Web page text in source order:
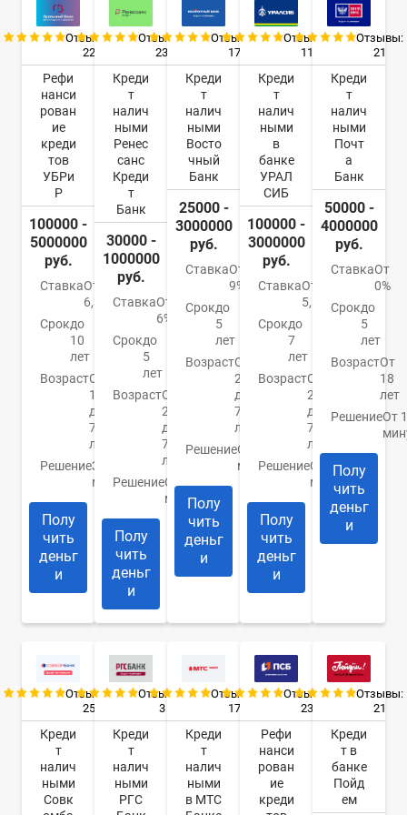
Отзывы:
22
Рефи
нанси
рован
ие
креди
тов
УБРи
Р
100000 -
5000000
руб.
СтавкаОт
6,3%
Срокдо
10
лет
ВозрастОт
19
до
75
лет
РешениеЗа 15
минут
Полу
чить
деньг
и
Отзывы:
23
Креди
т
налич
ными
Ренес
санс
Креди
т
Банк
30000 -
1000000
руб.
СтавкаОт
6%
Срокдо
5
лет
ВозрастОт
20
до
70
лет
РешениеОт 1
минуты
Полу
чить
деньг
и
Отзывы:
17
Креди
т
налич
ными
Восто
чный
Банк
25000 -
3000000
руб.
СтавкаОт
9%
Срокдо
5
лет
ВозрастОт
21
до
76
лет
РешениеОт 30
минут
Полу
чить
деньг
и
Отзывы:
11
Креди
т
налич
ными
в
банке
УРАЛ
СИБ
100000 -
3000000
руб.
СтавкаОт
5,5%
Срокдо
7
лет
ВозрастОт
23
до
70
лет
РешениеОт 10
минут
Полу
чить
деньг
и
Отзывы:
21
Креди
т
налич
ными
Почт
а
Банк
50000 -
4000000
руб.
СтавкаОт
0%
Срокдо
5
лет
ВозрастОт
18
лет
РешениеОт 1
Полу
чить
деньг
и
Отзывы:
25
Креди
т
налич
ными
Совк
Отзывы:
3
Креди
т
налич
ными
РГС
Отзывы:
17
Креди
т
налич
ными
в МТС
Отзывы:
23
Рефи
нанси
рован
ие
креди
Отзывы:
21
Креди
т в
банке
Пойд
ем